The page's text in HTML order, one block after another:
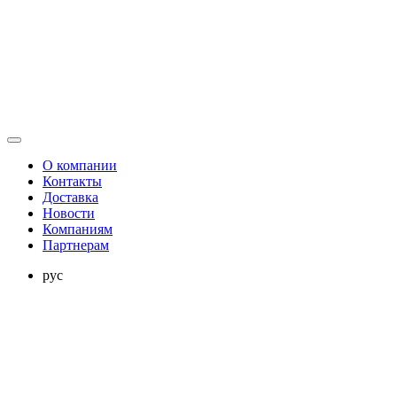
О компании
Контакты
Доставка
Новости
Компаниям
Партнерам
рус